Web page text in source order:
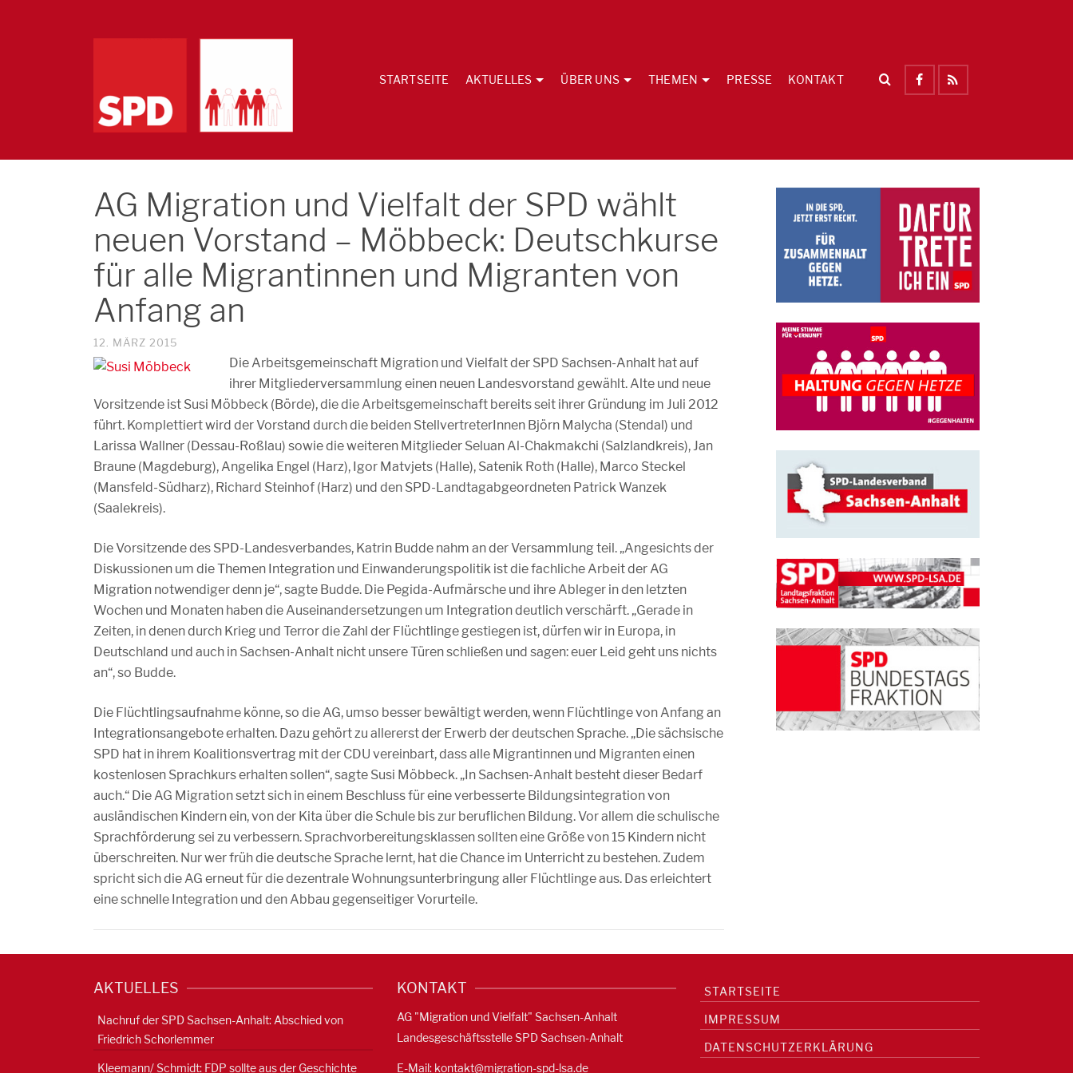
STARTSEITE AKTUELLES ÜBER UNS THEMEN PRESSE KONTAKT
AG Migration und Vielfalt der SPD wählt
neuen Vorstand – Möbbeck: Deutschkurse
für alle Migrantinnen und Migranten von
Anfang an
12. MÄRZ 2015
Die Arbeitsgemeinschaft Migration und Vielfalt der SPD Sachsen-Anhalt hat auf
ihrer Mitgliederversammlung einen neuen Landesvorstand gewählt. Alte und neue
Vorsitzende ist Susi Möbbeck (Börde), die die Arbeitsgemeinschaft bereits seit ihrer Gründung im Juli 2012
führt. Komplettiert wird der Vorstand durch die beiden StellvertreterInnen Björn Malycha (Stendal) und
Larissa Wallner (Dessau-Roßlau) sowie die weiteren Mitglieder Seluan Al-Chakmakchi (Salzlandkreis), Jan
Braune (Magdeburg), Angelika Engel (Harz), Igor Matvjets (Halle), Satenik Roth (Halle), Marco Steckel
(Mansfeld-Südharz), Richard Steinhof (Harz) und den SPD-Landtagabgeordneten Patrick Wanzek
(Saalekreis).
Die Vorsitzende des SPD-Landesverbandes, Katrin Budde nahm an der Versammlung teil. „Angesichts der
Diskussionen um die Themen Integration und Einwanderungspolitik ist die fachliche Arbeit der AG
Migration notwendiger denn je“, sagte Budde. Die Pegida-Aufmärsche und ihre Ableger in den letzten
Wochen und Monaten haben die Auseinandersetzungen um Integration deutlich verschärft. „Gerade in
Zeiten, in denen durch Krieg und Terror die Zahl der Flüchtlinge gestiegen ist, dürfen wir in Europa, in
Deutschland und auch in Sachsen-Anhalt nicht unsere Türen schließen und sagen: euer Leid geht uns nichts
an“, so Budde.
Die Flüchtlingsaufnahme könne, so die AG, umso besser bewältigt werden, wenn Flüchtlinge von Anfang an
Integrationsangebote erhalten. Dazu gehört zu allererst der Erwerb der deutschen Sprache. „Die sächsische
SPD hat in ihrem Koalitionsvertrag mit der CDU vereinbart, dass alle Migrantinnen und Migranten einen
kostenlosen Sprachkurs erhalten sollen“, sagte Susi Möbbeck. „In Sachsen-Anhalt besteht dieser Bedarf
auch.“ Die AG Migration setzt sich in einem Beschluss für eine verbesserte Bildungsintegration von
ausländischen Kindern ein, von der Kita über die Schule bis zur beruflichen Bildung. Vor allem die schulische
Sprachförderung sei zu verbessern. Sprachvorbereitungsklassen sollten eine Größe von 15 Kindern nicht
überschreiten. Nur wer früh die deutsche Sprache lernt, hat die Chance im Unterricht zu bestehen. Zudem
spricht sich die AG erneut für die dezentrale Wohnungsunterbringung aller Flüchtlinge aus. Das erleichtert
eine schnelle Integration und den Abbau gegenseitiger Vorurteile.
AKTUELLES
Nachruf der SPD Sachsen-Anhalt: Abschied von
Friedrich Schorlemmer
Kleemann/ Schmidt: FDP sollte aus der Geschichte
KONTAKT
AG "Migration und Vielfalt" Sachsen-Anhalt
Landesgeschäftsstelle SPD Sachsen-Anhalt
E-Mail: kontakt@migration-spd-lsa.de
STARTSEITE
IMPRESSUM
DATENSCHUTZERKLÄRUNG